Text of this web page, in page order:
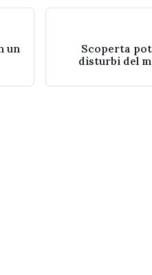
un
Scoperta
disturbi del